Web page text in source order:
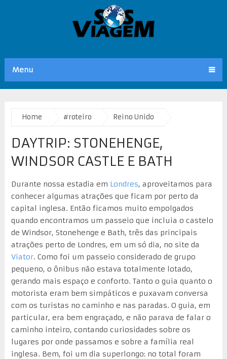
Menu
Home #roteiro Reino Unido
DAYTRIP: STONEHENGE,
WINDSOR CASTLE E BATH
Durante nossa estadia em Londres, aproveitamos para
conhecer algumas atrações que ficam por perto da
capital inglesa. Então ficamos muito empolgados
quando encontramos um passeio que incluia o castelo
de Windsor, Stonehenge e Bath, três das principais
atrações perto de Londres, em um só dia, no site da
Viator. Como foi um passeio considerado de grupo
pequeno, o ônibus não estava totalmente lotado,
gerando mais espaço e conforto. Tanto o guia quanto o
motorista eram bem simpáticos e puxavam conversa
com os turistas no caminho e nas paradas. O guia, em
particular, era bem engraçado, e não parava de falar o
caminho inteiro, contando curiosidades sobre os
lugares por onde passamos e sobre a família real
inglesa. Bem, foi um dia superlongo: no total foram